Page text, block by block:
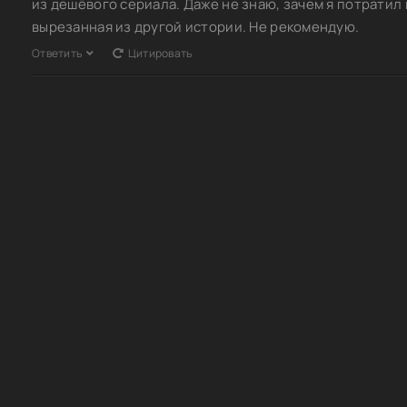
из дешёвого сериала. Даже не знаю, зачем я
вырезанная из другой истории. Не рекомендую.
Ответить Цитировать